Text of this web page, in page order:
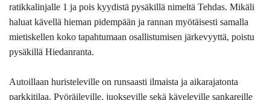
ratikkalinjalle 1 ja pois kyydistä pysäkillä nimeltä Tehdas. Mikäli
haluat kävellä hieman pidempään ja rannan myötäisesti samalla
mietiskellen koko tapahtumaan osallistumisen järkevyyttä, poistu
pysäkillä Hiedanranta.
Autoillaan huristeleville on runsaasti ilmaista ja aikarajatonta
parkkitilaa. Pyöräileville, juokseville sekä käveleville sankareille